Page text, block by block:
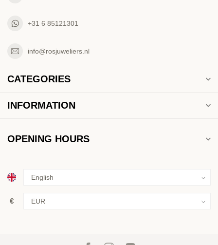
+31 6 85121301
info@rosjuweliers.nl
CATEGORIES
INFORMATION
OPENING HOURS
€